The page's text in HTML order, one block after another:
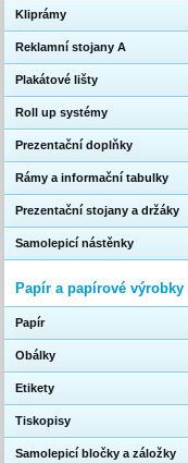
Kliprámy
Reklamní stojany A
Plakátové lišty
Roll up systémy
Prezentační doplňky
Rámy a informační tabulky
Prezentační stojany a držáky
Samolepicí nástěnky
Papír a papírové výrobky
Papír
Obálky
Etikety
Tiskopisy
Samolepicí bločky a záložky